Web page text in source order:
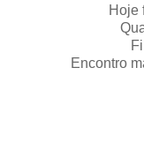
Hoje
Encontro